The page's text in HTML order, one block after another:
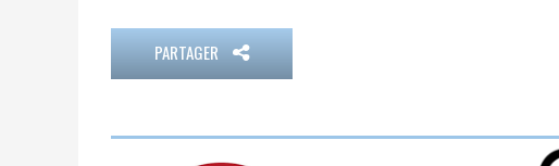
PARTAGER